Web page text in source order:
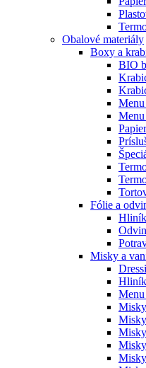
Obalové materiály
Boxy a
BIO
Fólie a
Misky a
Menu